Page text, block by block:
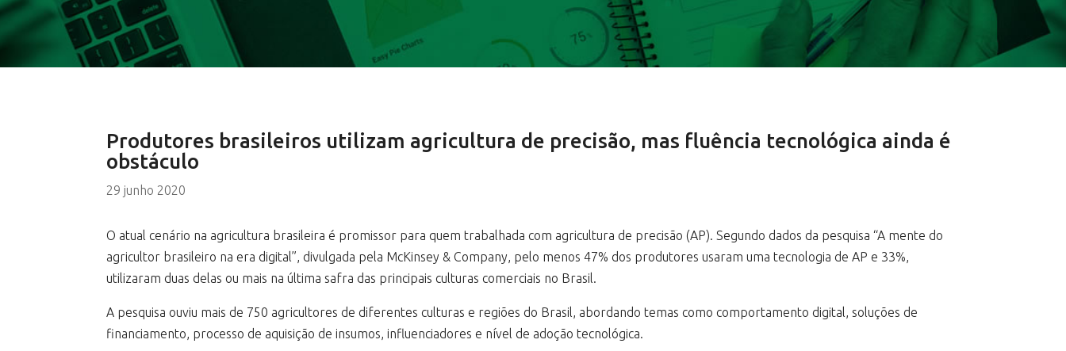
Produtores brasileiros utilizam agricultura de precisão, mas fluência tecnológica ainda é
obstáculo
29 junho 2020
O atual cenário na agricultura brasileira é promissor para quem trabalhada com agricultura de precisão (AP). Segundo dados da pesquisa “A mente do
agricultor brasileiro na era digital”, divulgada pela McKinsey & Company, pelo menos 47% dos produtores usaram uma tecnologia de AP e 33%,
utilizaram duas delas ou mais na última safra das principais culturas comerciais no Brasil.
A pesquisa ouviu mais de 750 agricultores de diferentes culturas e regiões do Brasil, abordando temas como comportamento digital, soluções de
financiamento, processo de aquisição de insumos, influenciadores e nível de adoção tecnológica.